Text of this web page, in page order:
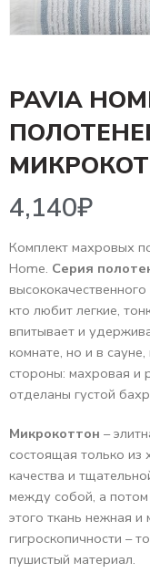
PAVIA
4,140₽
Комплект махровых
Home. Серия
кто любит легкие,
впитывает и
комнате, но и в
стороны: махровая и
отделаны густой
Микрокоттон –
состоящая только из
качества и
между собой, а потом
этого ткань нежная и
гигроскопичности –
пушистый материал.